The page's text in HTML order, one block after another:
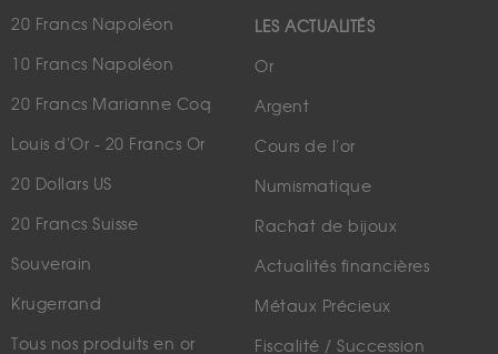
20 Francs Napoléon
10 Francs Napoléon
20 Francs Marianne Coq
Louis d'Or - 20 Francs Or
20 Dollars US
20 Francs Suisse
Souverain
Krugerrand
Tous nos produits en or
LES ACTUALITÉS
Or
Argent
Cours de l'or
Numismatique
Rachat de bijoux
Actualités financières
Métaux Précieux
Fiscalité / Succession